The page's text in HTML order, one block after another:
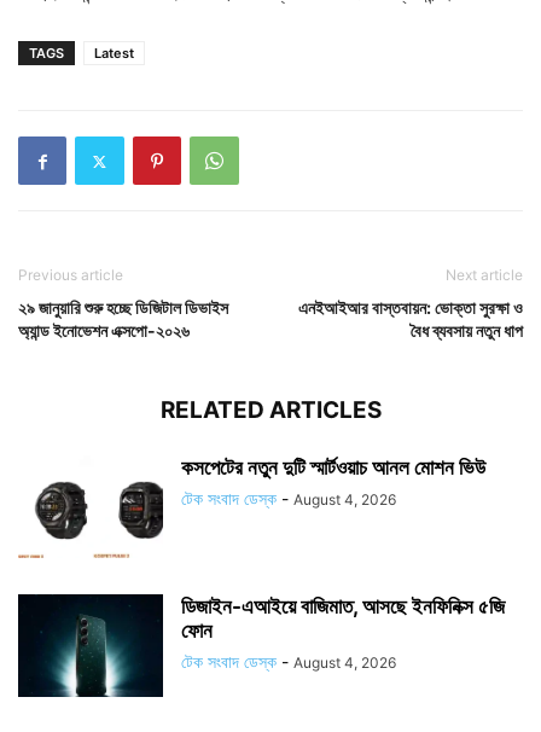
TAGS Latest
Previous article
২৯ জানুয়ারি শুরু হচ্ছে ডিজিটাল ডিভাইস
অ্যান্ড ইনোভেশন এক্সপো-২০২৬
Next article
এনইআইআর বাস্তবায়ন: ভোক্তা সুরক্ষা ও
বৈধ ব্যবসায় নতুন ধাপ
RELATED ARTICLES
কসপেটের নতুন দুটি স্মার্টওয়াচ আনল মোশন ভিউ
টেক সংবাদ ডেস্ক - August 4, 2026
ডিজাইন-এআইয়ে বাজিমাত, আসছে ইনফিনিক্স ৫জি
ফোন
টেক সংবাদ ডেস্ক - August 4, 2026